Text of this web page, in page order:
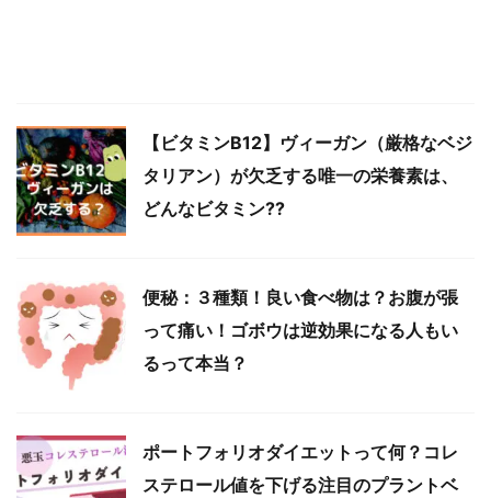
【ビタミンB12】ヴィーガン（厳格なベジ
タリアン）が欠乏する唯一の栄養素は、
どんなビタミン??
便秘：３種類！良い食べ物は？お腹が張
って痛い！ゴボウは逆効果になる人もい
るって本当？
ポートフォリオダイエットって何？コレ
ステロール値を下げる注目のプラントベ